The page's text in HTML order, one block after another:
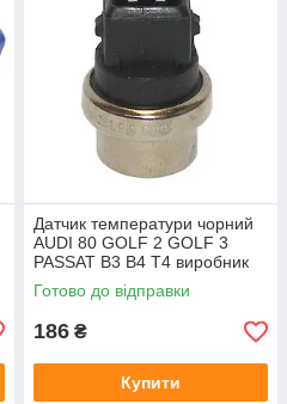
Датчик температури чорний
AUDI 80 GOLF 2 GOLF 3
PASSAT B3 B4 T4 виробник
TOPRAN Німеччина
Готово до відправки
186 ₴
Купити